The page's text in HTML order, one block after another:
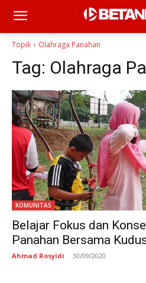
Topik Olahraga Panahan
Tag: Olahraga
KOMUNITAS
Belajar Fokus dan
Panahan Bersama
Ahmad Rosyidi - 30/09/2020